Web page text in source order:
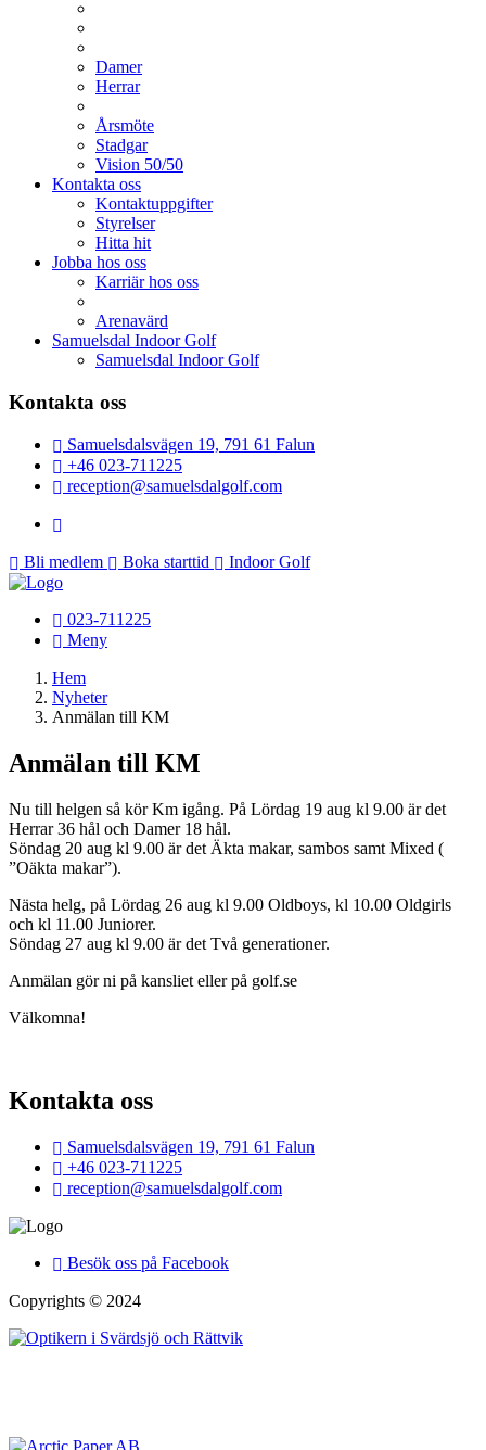
Damer
Herrar
Årsmöte
Stadgar
Vision 50/50
Kontakta oss
Kontaktuppgifter
Styrelser
Hitta hit
Jobba hos oss
Karriär hos oss
Arenavärd
Samuelsdal Indoor Golf
Samuelsdal Indoor Golf
Kontakta oss
Samuelsdalsvägen 19, 791 61 Falun
+46 023-711225
reception@samuelsdalgolf.com
Bli medlem Boka starttid Indoor Golf
023-711225
Meny
Hem
Nyheter
Anmälan till KM
Anmälan till KM
Nu till helgen så kör Km igång. På Lördag 19 aug kl 9.00 är det
Herrar 36 hål och Damer 18 hål.
Söndag 20 aug kl 9.00 är det Äkta makar, sambos samt Mixed (
”Oäkta makar”).
Nästa helg, på Lördag 26 aug kl 9.00 Oldboys, kl 10.00 Oldgirls
och kl 11.00 Juniorer.
Söndag 27 aug kl 9.00 är det Två generationer.
Anmälan gör ni på kansliet eller på golf.se
Välkomna!
Kontakta oss
Samuelsdalsvägen 19, 791 61 Falun
+46 023-711225
reception@samuelsdalgolf.com
Besök oss på Facebook
Copyrights © 2024